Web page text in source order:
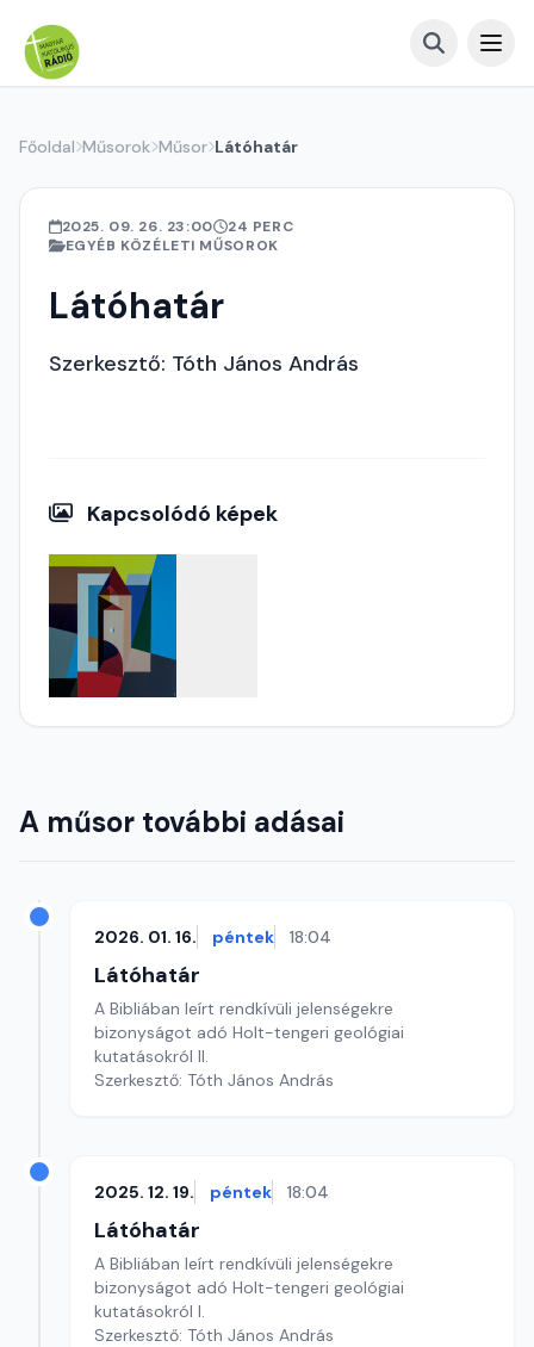
Főoldal Műsorok Műsor Látóhatár
2025. 09. 26. 23:00
24 PERC
EGYÉB KÖZÉLETI MŰSOROK
Látóhatár
Szerkesztő: Tóth János András
Kapcsolódó képek
A műsor további adásai
2026. 01. 16. péntek 18:04
Látóhatár
A Bibliában leírt rendkívüli jelenségekre
bizonyságot adó Holt-tengeri geológiai
kutatásokról II.
Szerkesztő: Tóth János András
2025. 12. 19. péntek 18:04
Látóhatár
A Bibliában leírt rendkívüli jelenségekre
bizonyságot adó Holt-tengeri geológiai
kutatásokról I.
Szerkesztő: Tóth János András